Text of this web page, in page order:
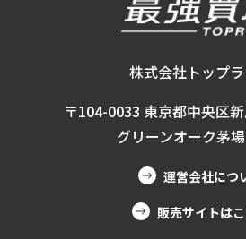
株式会社トップ
〒104-0033 東京都中央区
グリーンオーク茅
運営会社につ
販売サイトは